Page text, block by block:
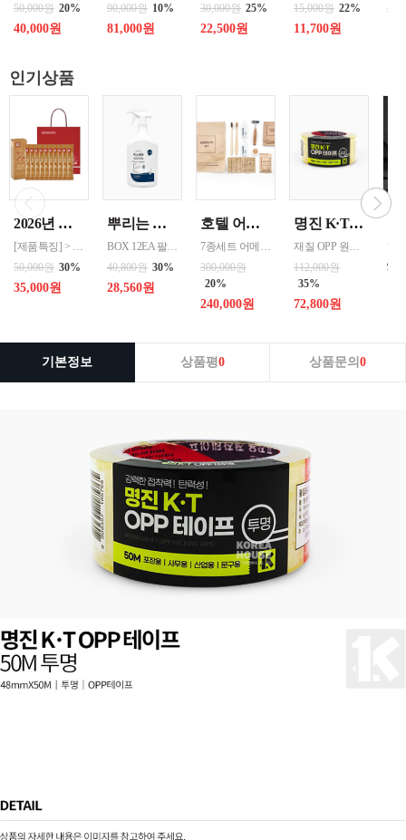
50,000원 20%
40,000원
90,000원 10%
81,000원
30,000원 25%
22,500원
15,000원 22%
11,700원
인기상품
2026년 설명절 선물세트 [정관장] 홍삼기보데일리스틱 10ml*10포
[제품특징] > 120여 년 노하우로 재배된 6년근 홍과 제조기술로 추출 > 100% 계약재배를 통한 6년근 인삼 > 430여 가지의까다로운 품질 검사 > 액상형 농축액으로 음용이 쉬움 [제품성분] > 덱스트린, 정제수, 홍삼농축액(6년근, 고형분 64%, 홍삼성분 70mg/g 이상, 국산) 6.5%, 녹용추출액(뉴질랜드산), 식물혼합농축액(작약
50,000원 30%
35,000원
뿌리는 락스세제(욕실용) 1,000ml 12개 한박스단위 판매
BOX 12EA 팔레트 0.0123 원산지 한국 BARCODE 8809367760815
40,800원 30%
28,560원
호텔 어메니티 여행용 세면도구 50세트 대박스로만 판매 친환경 트레블세트 해외여행준비물 여행세트 일회용세면도구 어메니티세트
7종세트 어메니티 단체
300,000원
20%
240,000원
명진 K·T OPP테이프 80M(투명) 48mmx80M 50개 한박스단위 판매
재질 OPP 원산지 한국 BARCODE 8809357185789
112,000원
35%
72,800원
기본정보 상품평0 상품문의0